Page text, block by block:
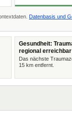
Datenbasis und
Gesundheit:
regional erreichbar
Das nächste
15 km entfernt.